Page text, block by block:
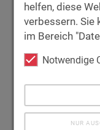
helfen, diese
verbessern. Sie
im Bereich
Notwendige
NUR